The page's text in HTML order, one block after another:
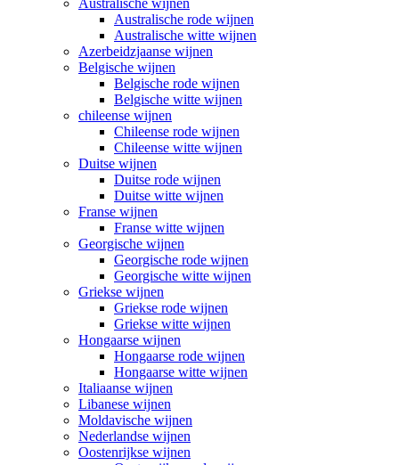
Australische rode wijnen
Australische witte wijnen
Azerbeidzjaanse wijnen
Belgische wijnen
Belgische rode wijnen
Belgische witte wijnen
chileense wijnen
Chileense rode wijnen
Chileense witte wijnen
Duitse wijnen
Duitse rode wijnen
Duitse witte wijnen
Franse wijnen
Franse witte wijnen
Georgische wijnen
Georgische rode wijnen
Georgische witte wijnen
Griekse wijnen
Griekse rode wijnen
Griekse witte wijnen
Hongaarse wijnen
Hongaarse rode wijnen
Hongaarse witte wijnen
Italiaanse wijnen
Libanese wijnen
Moldavische wijnen
Nederlandse wijnen
Oostenrijkse wijnen